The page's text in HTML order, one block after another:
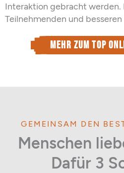
Interaktion gebracht werden.
Teilnehmenden und
Mehr zum Top
GEMEINSAM DEN
Menschen
Dafür 3